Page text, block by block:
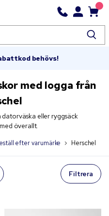
behövs!
med logga från
eller ryggsäck
överallt.
efter varumärke Herschel
Filtrera